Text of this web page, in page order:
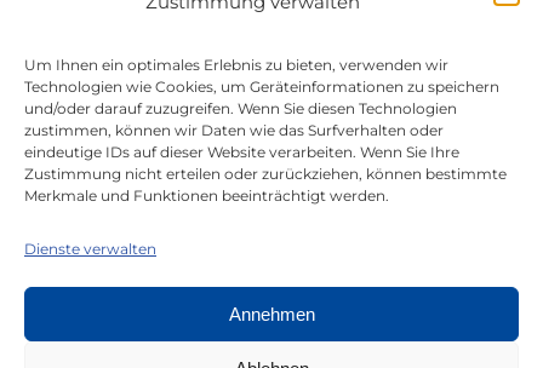
Um Ihnen ein optimales Erlebnis zu bieten, verwenden wir
Technologien wie Cookies, um Geräteinformationen zu speichern
und/oder darauf zuzugreifen. Wenn Sie diesen Technologien
zustimmen, können wir Daten wie das Surfverhalten oder
eindeutige IDs auf dieser Website verarbeiten. Wenn Sie Ihre
Zustimmung nicht erteilen oder zurückziehen, können bestimmte
Merkmale und Funktionen beeinträchtigt werden.
Dienste verwalten
Annehmen
Mitgliedschaft bei